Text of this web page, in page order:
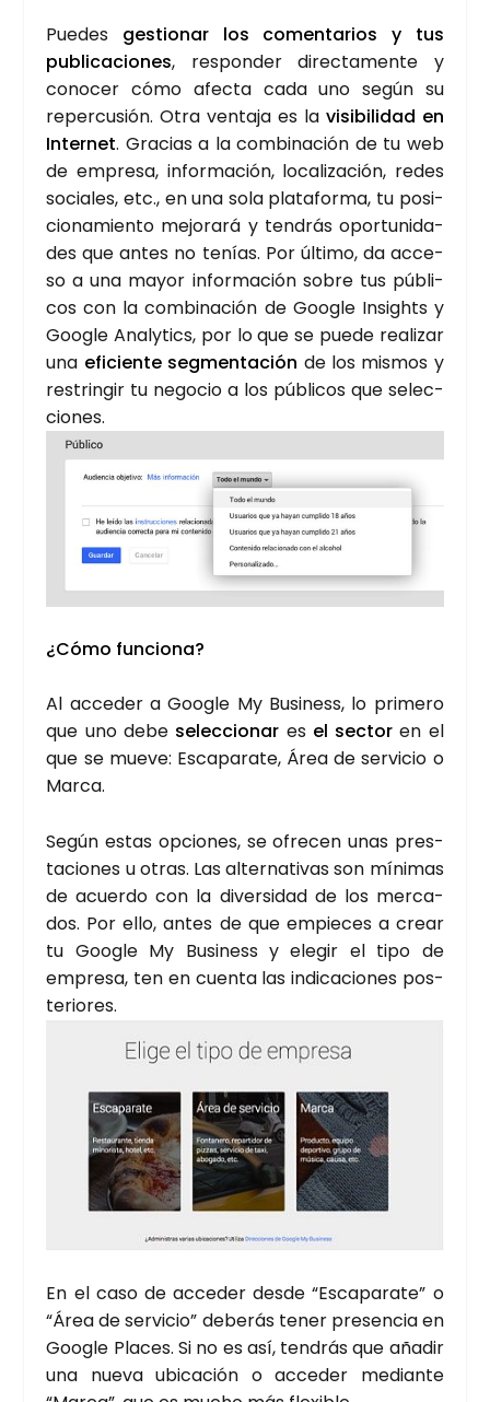
Pue­des ges­tio­nar los comen­ta­rios y tus
publi­ca­cio­nes, res­pon­der direc­ta­men­te y
cono­cer cómo afec­ta cada uno según su
reper­cu­sión. Otra ven­ta­ja es la visi­bi­li­dad en
Inter­net. Gra­cias a la com­bi­na­ción de tu web
de empre­sa, infor­ma­ción, loca­li­za­ción, redes
socia­les, etc., en una sola pla­ta­for­ma, tu posi­
cio­na­mien­to mejo­ra­rá y ten­drás opor­tu­ni­da­
des que antes no tenías. Por últi­mo, da acce­
so a una mayor infor­ma­ción sobre tus públi­
cos con la com­bi­na­ción de Goo­gle Insights y
Goo­gle Analy­tics, por lo que se pue­de rea­li­zar
una efi­cien­te seg­men­ta­ción de los mis­mos y
res­trin­gir tu nego­cio a los públi­cos que selec­
cio­nes.
¿Cómo fun­cio­na?
Al acce­der a Goo­gle My Busi­ness, lo pri­me­ro
que uno debe selec­cio­nar es el sec­tor en el
que se mue­ve: Esca­pa­ra­te, Área de ser­vi­cio o
Mar­ca.
Según estas opcio­nes, se ofre­cen unas pres­
ta­cio­nes u otras. Las alter­na­ti­vas son míni­mas
de acuer­do con la diver­si­dad de los mer­ca­
dos. Por ello, antes de que empie­ces a crear
tu Goo­gle My Busi­ness y ele­gir el tipo de
empre­sa, ten en cuen­ta las indi­ca­cio­nes pos­
te­rio­res.
En el caso de acce­der des­de “Esca­pa­ra­te” o
“Área de ser­vi­cio” debe­rás tener pre­sen­cia en
Goo­gle Pla­ces. Si no es así, ten­drás que aña­dir
una nue­va ubi­ca­ción o acce­der median­te